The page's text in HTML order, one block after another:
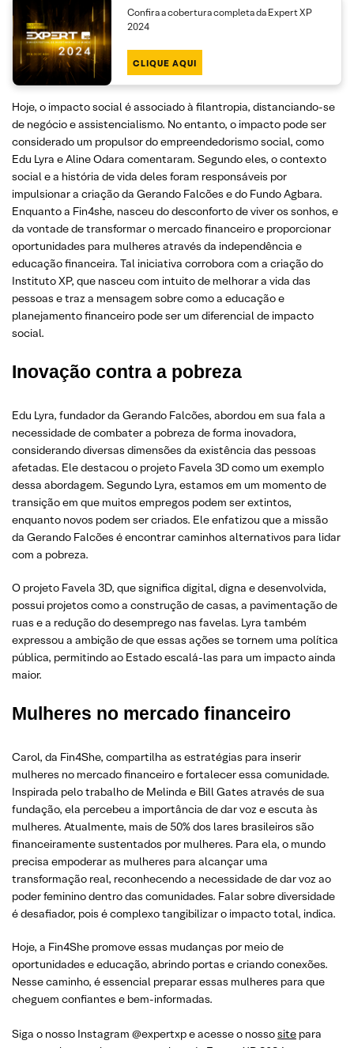
Confira a cobertura completa da Expert XP
2024
CLIQUE AQUI
Hoje, o impacto social é associado à filantropia, distanciando-se
de negócio e assistencialismo. No entanto, o impacto pode ser
considerado um propulsor do empreendedorismo social, como
Edu Lyra e Aline Odara comentaram. Segundo eles, o contexto
social e a história de vida deles foram responsáveis por
impulsionar a criação da Gerando Falcões e do Fundo Agbara.
Enquanto a Fin4she, nasceu do desconforto de viver os sonhos, e
da vontade de transformar o mercado financeiro e proporcionar
oportunidades para mulheres através da independência e
educação financeira. Tal iniciativa corrobora com a criação do
Instituto XP, que nasceu com intuito de melhorar a vida das
pessoas e traz a mensagem sobre como a educação e
planejamento financeiro pode ser um diferencial de impacto
social.
Inovação contra a pobreza
Edu Lyra, fundador da Gerando Falcões, abordou em sua fala a
necessidade de combater a pobreza de forma inovadora,
considerando diversas dimensões da existência das pessoas
afetadas. Ele destacou o projeto Favela 3D como um exemplo
dessa abordagem. Segundo Lyra, estamos em um momento de
transição em que muitos empregos podem ser extintos,
enquanto novos podem ser criados. Ele enfatizou que a missão
da Gerando Falcões é encontrar caminhos alternativos para lidar
com a pobreza.
O projeto Favela 3D, que significa digital, digna e desenvolvida,
possui projetos como a construção de casas, a pavimentação de
ruas e a redução do desemprego nas favelas. Lyra também
expressou a ambição de que essas ações se tornem uma política
pública, permitindo ao Estado escalá-las para um impacto ainda
maior.
Mulheres no mercado financeiro
Carol, da Fin4She, compartilha as estratégias para inserir
mulheres no mercado financeiro e fortalecer essa comunidade.
Inspirada pelo trabalho de Melinda e Bill Gates através de sua
fundação, ela percebeu a importância de dar voz e escuta às
mulheres. Atualmente, mais de 50% dos lares brasileiros são
financeiramente sustentados por mulheres. Para ela, o mundo
precisa empoderar as mulheres para alcançar uma
transformação real, reconhecendo a necessidade de dar voz ao
poder feminino dentro das comunidades. Falar sobre diversidade
é desafiador, pois é complexo tangibilizar o impacto total, indica.
Hoje, a Fin4She promove essas mudanças por meio de
oportunidades e educação, abrindo portas e criando conexões.
Nesse caminho, é essencial preparar essas mulheres para que
cheguem confiantes e bem-informadas.
Siga o nosso Instagram @expertxp e acesse o nossosite para